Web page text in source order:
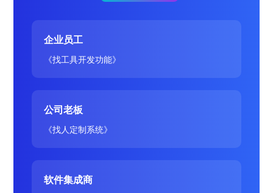
企业员工
《找工具开发功能》
公司老板
《找人定制系统》
软件集成商